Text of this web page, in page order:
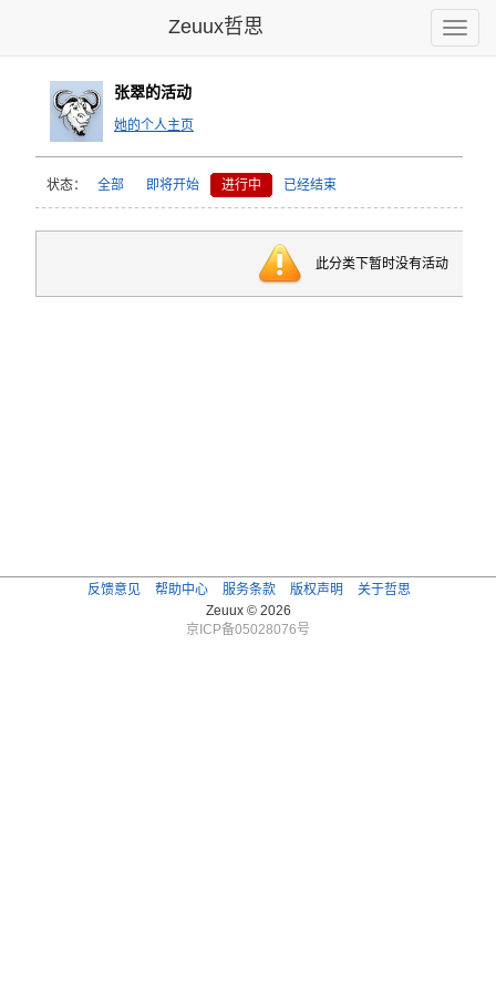
Toggle
Zeuux哲思
张翠的活动
她的个人主页
状态： 全部 即将开始 进行中 已经结束
此分类下暂时没有活动
反馈意见 帮助中心 服务条款 版权声明
关于哲思
Zeuux © 2026
京ICP备05028076号